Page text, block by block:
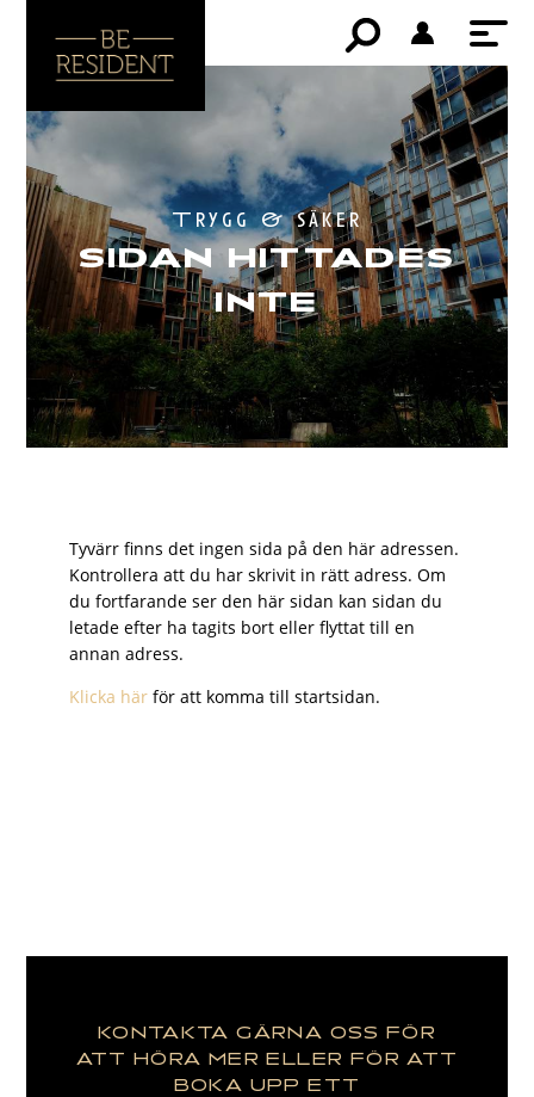
Trygg & säker
SIDAN HITTADES
INTE
Tyvärr finns det ingen sida på den här adressen.
Kontrollera att du har skrivit in rätt adress. Om
du fortfarande ser den här sidan kan sidan du
letade efter ha tagits bort eller flyttat till en
annan adress.
Klicka här för att komma till startsidan.
KONTAKTA GÄRNA OSS FÖR
ATT HÖRA MER ELLER FÖR ATT
BOKA UPP ETT